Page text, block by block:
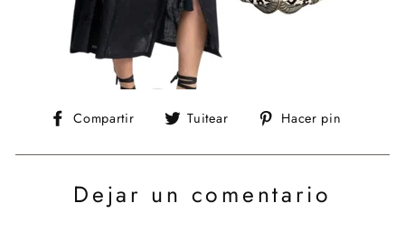
Compartir
Compartir
Facebook
Tuitear
Tuitear
Twitter
Hacer pin
Dejar un comentario